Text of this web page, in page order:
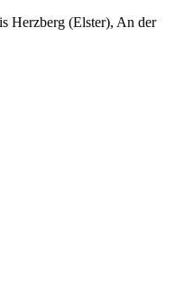
Herzberg (Elster), An der